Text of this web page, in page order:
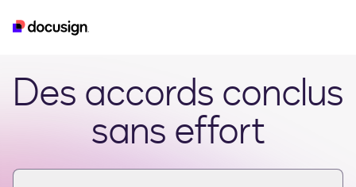
Des accords conclus
sans effort